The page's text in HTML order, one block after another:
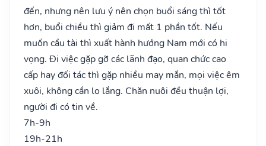
đến, nhưng nên lưu ý nên chọn buổi sáng thì tốt
hơn, buổi chiều thì giảm đi mất 1 phần tốt. Nếu
muốn cầu tài thì xuất hành hướng Nam mới có hi
vọng. Đi việc gặp gỡ các lãnh đạo, quan chức cao
cấp hay đối tác thì gặp nhiều may mắn, mọi việc êm
xuôi, không cần lo lắng. Chăn nuôi đều thuận lợi,
người đi có tin về.
7h-9h
19h-21h